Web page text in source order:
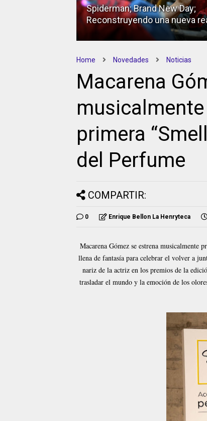
Spiderman; Brand New Day;
Reconstruyendo una nueva
Home Novedades Noticias
Macarena
primera
del Perfume
COMPARTIR:
0 Enrique Bellon La Henryteca
Macarena Gómez se estrena musicalmente
llena de fantasía para celebrar el volver a
nariz de la actriz en los premios de la
trasladar el mundo y la emoción de los